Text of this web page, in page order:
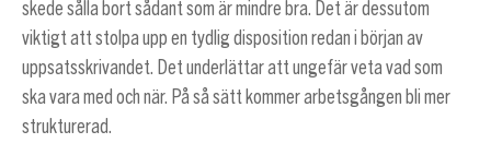
skede sålla bort sådant som är mindre bra. Det är dessutom
viktigt att stolpa upp en tydlig disposition redan i början av
uppsatsskrivandet. Det underlättar att ungefär veta vad som
ska vara med och när. På så sätt kommer arbetsgången bli mer
strukturerad.